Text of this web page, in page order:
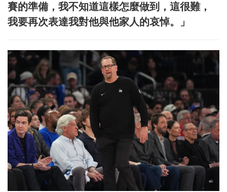
賽的準備，我不知道這樣怎麼做到，這很難，
我要再次表達我對他與他家人的哀悼。」